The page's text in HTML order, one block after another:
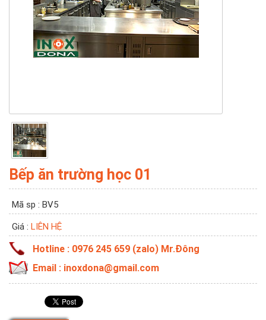
Bếp ăn trường học 01
Mã sp : BV5
Giá : LIÊN HỆ
Hotline : 0976 245 659 (zalo) Mr.Đông
Email : inoxdona@gmail.com